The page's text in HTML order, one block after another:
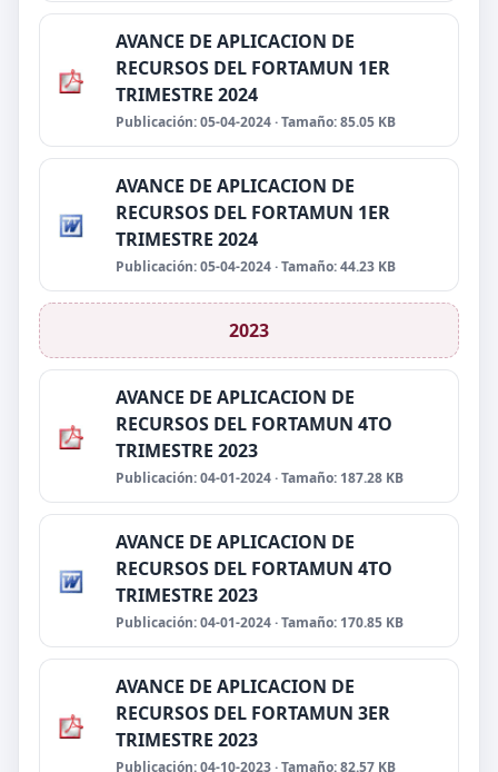
AVANCE DE APLICACION DE
RECURSOS DEL FORTAMUN 1ER
TRIMESTRE 2024
Publicación: 05-04-2024 · Tamaño: 85.05 KB
AVANCE DE APLICACION DE
RECURSOS DEL FORTAMUN 1ER
TRIMESTRE 2024
Publicación: 05-04-2024 · Tamaño: 44.23 KB
2023
AVANCE DE APLICACION DE
RECURSOS DEL FORTAMUN 4TO
TRIMESTRE 2023
Publicación: 04-01-2024 · Tamaño: 187.28 KB
AVANCE DE APLICACION DE
RECURSOS DEL FORTAMUN 4TO
TRIMESTRE 2023
Publicación: 04-01-2024 · Tamaño: 170.85 KB
AVANCE DE APLICACION DE
RECURSOS DEL FORTAMUN 3ER
TRIMESTRE 2023
Publicación: 04-10-2023 · Tamaño: 82.57 KB